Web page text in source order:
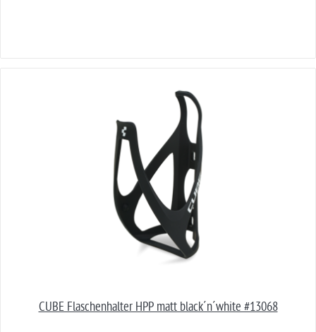
CUBE Flaschenhalter HPP matt black´n´white #13068